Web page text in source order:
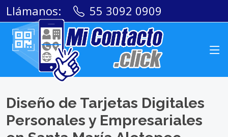
Llámanos: 55 3092 0909
Diseño de Tarjetas Digitales
Personales y Empresariales